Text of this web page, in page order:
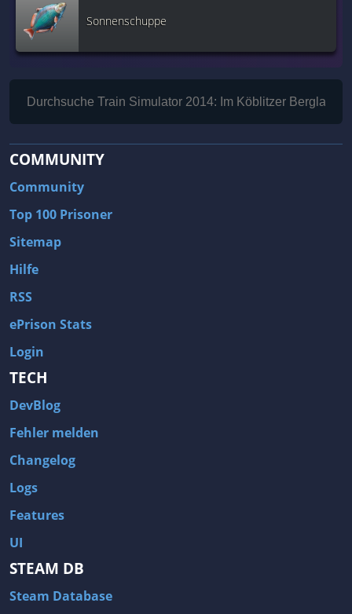
Sonnenschuppe
COMMUNITY
Community
Top 100 Prisoner
Sitemap
Hilfe
RSS
ePrison Stats
Login
TECH
DevBlog
Fehler melden
Changelog
Logs
Features
UI
STEAM DB
Steam Database